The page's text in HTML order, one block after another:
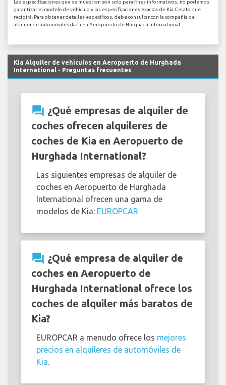
Las especificaciones que se muestran son solo para fines informativos, no podemos
garantizar el modelo de vehículo y las especificaciones exactas de Kia Cerato que
recibirá. Para obtener detalles específicos, debe consultar con la compañía de
alquiler de automóviles dada en Aeropuerto de Hurghada International.
Kia Alquiler de vehículos en Aeropuerto de Hurghada
International - Preguntas frecuentes
question_answer ¿Qué empresas de alquiler de
coches ofrecen alquileres de
coches de Kia en Aeropuerto de
Hurghada International?
Las siguientes empresas de alquiler de
coches en Aeropuerto de Hurghada
International ofrecen una gama de
modelos de Kia: EUROPCAR
question_answer ¿Qué empresa de alquiler de
coches en Aeropuerto de
Hurghada International ofrece los
coches de alquiler más baratos de
Kia?
EUROPCAR a menudo ofrece los mejores
precios en alquileres de automóviles de
Kia